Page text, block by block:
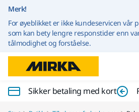
Merk!
For øyeblikket er ikke kundeservicen vår
som kan bety lengre responstider enn
tålmodighet og forståelse.
Sikker betaling med kort